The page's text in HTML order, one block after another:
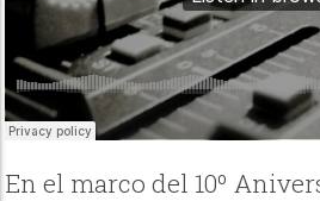
En el marco del 10º